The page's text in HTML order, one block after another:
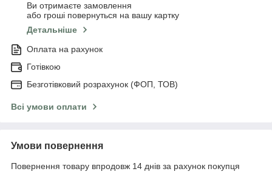
Ви отримаєте замовлення
або гроші повернуться на вашу картку
Детальніше
Оплата на рахунок
Готівкою
Безготівковий розрахунок (ФОП, ТОВ)
Всі умови оплати
Умови повернення
Повернення товару впродовж 14 днів за рахунок покупця